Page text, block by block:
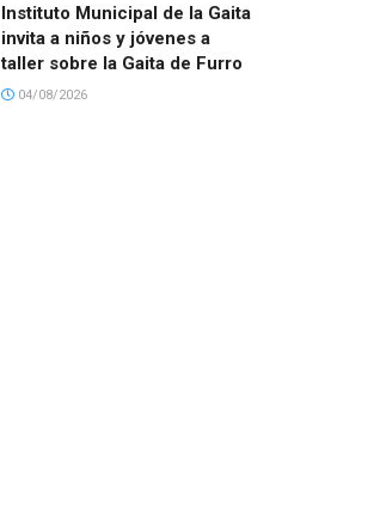
Instituto Municipal de la Gaita
invita a niños y jóvenes a
taller sobre la Gaita de Furro
04/08/2026